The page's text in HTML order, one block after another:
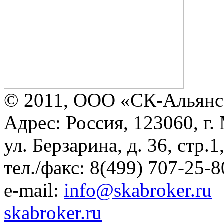
© 2011, ООО «СК-
Адрес: Россия, 123060, г.
ул. Берзарина, д. 36,
тел./факс: 8(499) 707-25-
e-mail: info@skabroker.ru
skabroker.ru